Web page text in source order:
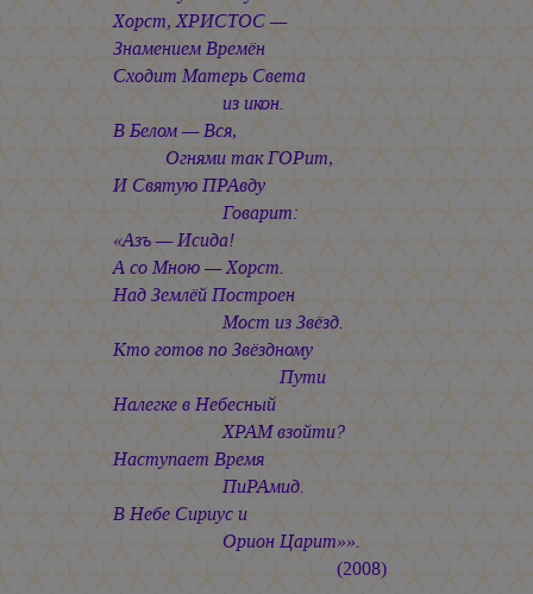
Хорст, ХРИСТОС —
Знамением Времён
Сходит Матерь Света
из икон.
В Белом — Вся,
Огнями так ГОРит,
И Святую ПРАвду
Говарит:
«Азъ — Исида!
А со Мною — Хорст.
Над Землёй Построен
Мост из Звёзд.
Кто готов по Звёздному
Пути
Налегке в Небесный
ХРАМ взойти?
Наступает Время
ПиРАмид.
В Небе Сириус и
Орион Царит»».
(2008)